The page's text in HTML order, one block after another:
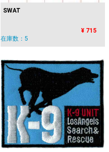
SWAT
¥ 715
在庫数：5